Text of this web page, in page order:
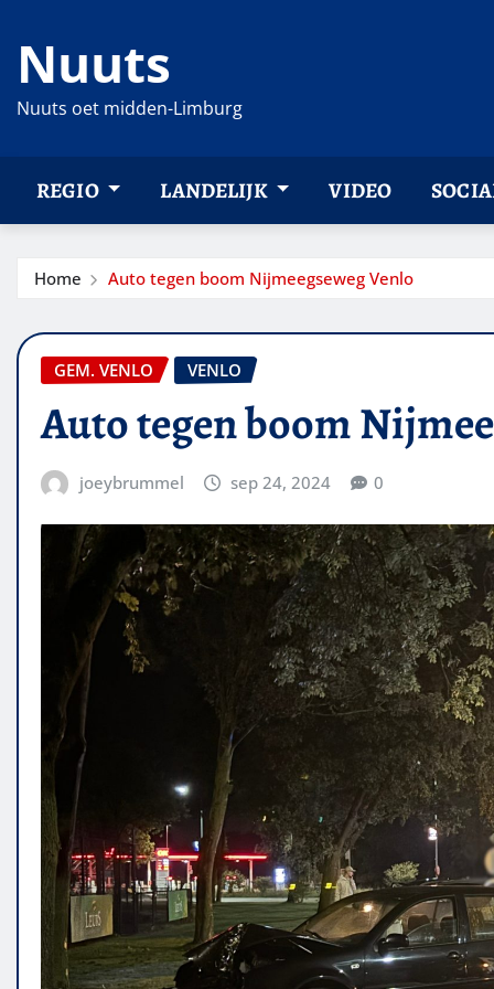
naar
inhoud
Nuuts
Nuuts oet midden-Limburg
REGIO LANDELIJK VIDEO
Home Auto tegen boom Nijmeegseweg Venlo
GEM. VENLO VENLO
Auto tegen boom
joeybrummel sep 24, 2024 0